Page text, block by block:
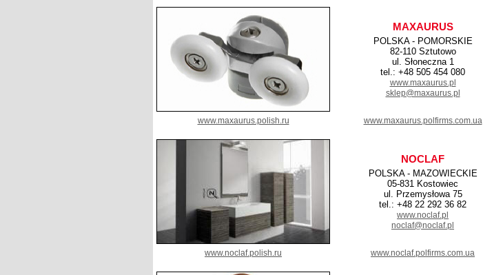
MAXAURUS
POLSKA - POMORSKIE
82-110 Sztutowo
ul. Słoneczna 1
tel.: +48 505 454 080
www.maxaurus.pl
sklep@maxaurus.pl
www.maxaurus.polish.ru www.maxaurus.polfirms.com.ua
NOCLAF
POLSKA - MAZOWIECKIE
05-831 Kostowiec
ul. Przemysłowa 75
tel.: +48 22 292 36 82
www.noclaf.pl
noclaf@noclaf.pl
www.noclaf.polish.ru www.noclaf.polfirms.com.ua